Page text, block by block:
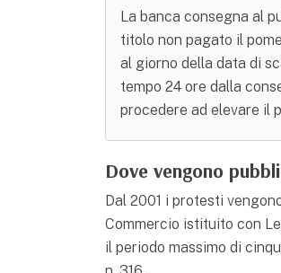
La banca consegna al
titolo non pagato il
al giorno della data di
tempo 24 ore dalla
procedere ad elevare il
Dove vengono
Dal 2001 i protesti
Commercio istituito con
il periodo massimo di